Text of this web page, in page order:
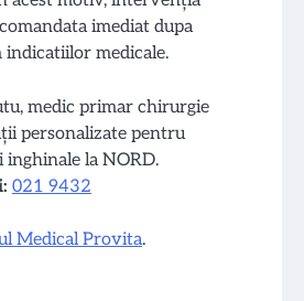
imediat dupa
medicale.
medic primar chirurgie
personalizate pentru
la NORD.
021 9432
Medical Provita.